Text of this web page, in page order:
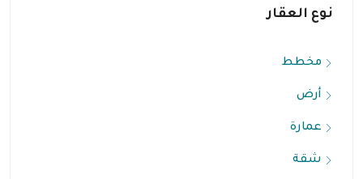
نوع العقار
مخطط
أرض
عمارة
شقة